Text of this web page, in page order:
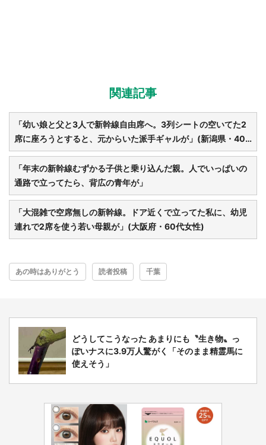
関連記事
「幼い娘と父と3人で新幹線自由席へ。3列シートの空いてた2
席に座ろうとすると、元からいた派手ギャルが」(新潟県・40
代女性)
「年末の新幹線むずかる子供と乗り込んだ親。人でいっぱいの
通路で立ってたら、背広の青年が」
「大混雑で空席無しの新幹線。ドア近くで立ってた私に、幼児
連れで2席を使う若い母親が」(大阪府・60代女性)
あの時はありがとう 読者投稿 千葉
どうしてこうなった あまりにも〝生き物〟っ
ぽいナスに3.9万人驚がく「そのまま精霊馬に
使えそう」